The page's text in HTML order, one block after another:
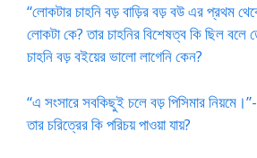
“লোকটার চাহনি বড় বাড়ির বড় বউ এর প্রথম
লোকটা কে? তার চাহনির বিশেষত্ব কি ছিল বলে
চাহনি বড় বইয়ের ভালো লাগেনি কেন?
“এ সংসারে সবকিছুই চলে বড় পিসিমার নিয়মে।”-
তার চরিত্রের কি পরিচয় পাওয়া যায়?